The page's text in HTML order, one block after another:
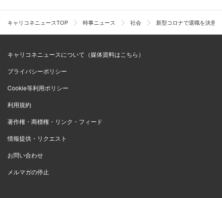
キャリコネニュースTOP 時事ニュース 社会 新型コロナで退職を決意
キャリコネニュースについて（媒体資料はこちら）
プライバシーポリシー
Cookie等利用ポリシー
利用規約
著作権・商標権・リンク・フィード
情報提供・リクエスト
お問い合わせ
メルマガの停止